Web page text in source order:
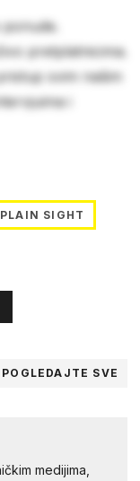
pretplatnicima.
svim našim
i
SIGHT
POGLEDAJTE SVE
medijima,